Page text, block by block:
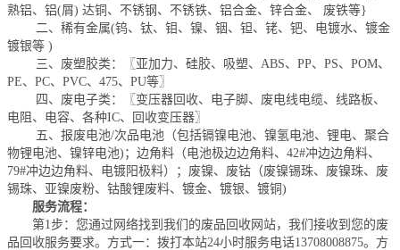
熟铝、铝(屑) 达铜、不锈钢、不锈铁、铝合金、锌合金、 废铁等}
二、稀有金属(钨、钛、钼、镍、铟、钽、铑、钯、电镀水、镀金
镀银等 )
三、废塑胶类：〖亚加力、硅胶、吸塑、ABS、PP、PS、POM、
PE、PC、PVC、475、PU等〗
四、废电子类：〖变压器回收、电子脚、废电线电缆、线路板、
电阻、电容、各种IC、回收变压器〗
五、报废电池/次品电池（包括镉镍电池、镍氢电池、锂电、聚合
物锂电池、镍锌电池)；边角料（电池极边边角料、42#冲边边角料、
79#冲边边角料、电镀阳极料）；废镍、废钴（废镍锡珠、废镍珠、废
锡珠、亚镍废粉、钴酸锂废料、镀金、镀银、镀铜)
服务流程：
第1步：您通过网络找到我们的废品回收网站，我们接收到您的废
品回收服务要求。方式一：拨打本站24小时服务电话13708008875。方